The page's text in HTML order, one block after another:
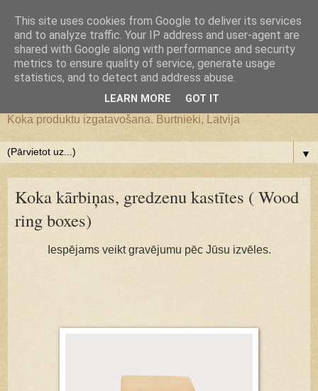
JS WoodMagic, koka lietu
darbnīca
Koka produktu izgatavošana. Burtnieki, Latvija
▼
Koka kārbiņas, gredzenu kastītes ( Wood
ring boxes)
Iespējams veikt gravējumu pēc Jūsu izvēles.
This site uses cookies from Google to deliver its services
and to analyze traffic. Your IP address and user-agent are
shared with Google along with performance and security
metrics to ensure quality of service, generate usage
statistics, and to detect and address abuse.
LEARN MORE GOT IT